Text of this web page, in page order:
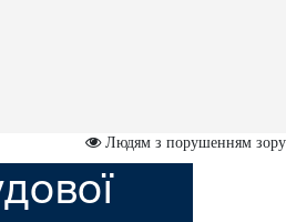
Людям з порушенням зору